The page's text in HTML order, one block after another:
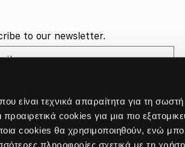
είναι τεχνικά απαραίτητα για τη
cookies για μια πιο
cookies θα χρησιμοποιηθούν, ενώ
πληροφορίες σχετικά με τη
to our newsletter.